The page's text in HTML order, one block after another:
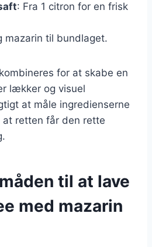
: Fra 1 citron for en frisk
mazarin til bundlaget.
for at skabe en
lækker og visuel
at måle ingredienserne
retten får den rette
til at lave
med mazarin